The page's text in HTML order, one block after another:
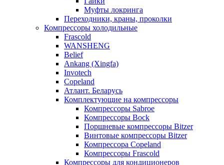
Муфты локринга
Переходники, краны, проколки
Компрессоры холодильные
Frascold
WANSHENG
Belief
Ankang (Xingfa)
Invotech
Copeland
Атлант. Беларусь
Комплектующие на компрессоры
Компрессоры Sabroe
Компрессоры Bock
Поршневые компрессоры Bitzer
Винтовые компрессоры Bitzer
Компрессора Copeland
Компрессоры Frascold
Компрессоры для кондиционеров